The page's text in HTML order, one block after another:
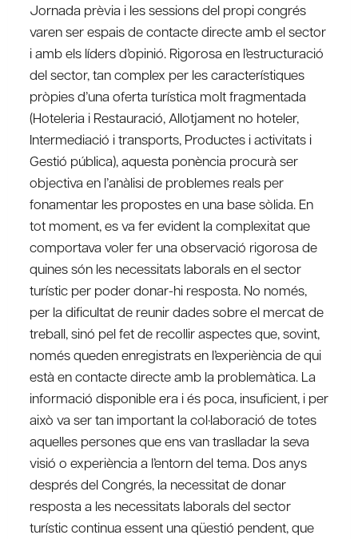
Jornada prèvia i les sessions del propi congrés
varen ser espais de contacte directe amb el sector
i amb els líders d’opinió. Rigorosa en l’estructuració
del sector, tan complex per les característiques
pròpies d’una oferta turística molt fragmentada
(Hoteleria i Restauració, Allotjament no hoteler,
Intermediació i transports, Productes i activitats i
Gestió pública), aquesta ponència procurà ser
objectiva en l’anàlisi de problemes reals per
fonamentar les propostes en una base sòlida. En
tot moment, es va fer evident la complexitat que
comportava voler fer una observació rigorosa de
quines són les necessitats laborals en el sector
turístic per poder donar-hi resposta. No només,
per la dificultat de reunir dades sobre el mercat de
treball, sinó pel fet de recollir aspectes que, sovint,
només queden enregistrats en l’experiència de qui
està en contacte directe amb la problemàtica. La
informació disponible era i és poca, insuficient, i per
això va ser tan important la col·laboració de totes
aquelles persones que ens van traslladar la seva
visió o experiència a l’entorn del tema. Dos anys
després del Congrés, la necessitat de donar
resposta a les necessitats laborals del sector
turístic continua essent una qüestió pendent, que